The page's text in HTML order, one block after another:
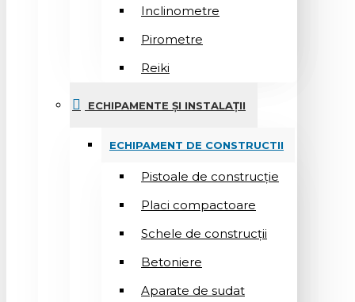
Inclinometre
Pirometre
Reiki
ECHIPAMENTE ȘI INSTALAȚII
ECHIPAMENT DE CONSTRUCTII
Pistoale de construcție
Placi compactoare
Schele de construcții
Betoniere
Aparate de sudat